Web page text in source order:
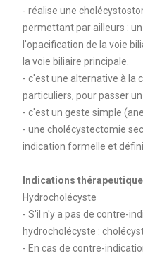
- réalise une
permettant par ailleurs :
l'opacification de la voie
la voie biliaire principale.
- c'est une alternative à la
particuliers, pour passer
- c'est un geste simple
- une cholécystectomie
indication formelle et
Indications
Hydrocholécyste
- S'il n'y a pas de contre-
hydrocholécyste :
- En cas de contre-